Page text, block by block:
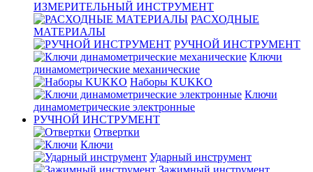
ИЗМЕРИТЕЛЬНЫЙ ИНСТРУМЕНТ
РАСХОДНЫЕ
МАТЕРИАЛЫ
РУЧНОЙ ИНСТРУМЕНТ
Ключи
динамометрические механические
Наборы KUKKO
Ключи
динамометрические электронные
РУЧНОЙ ИНСТРУМЕНТ
Отвертки
Ключи
Ударный инструмент
Зажимный инструмент